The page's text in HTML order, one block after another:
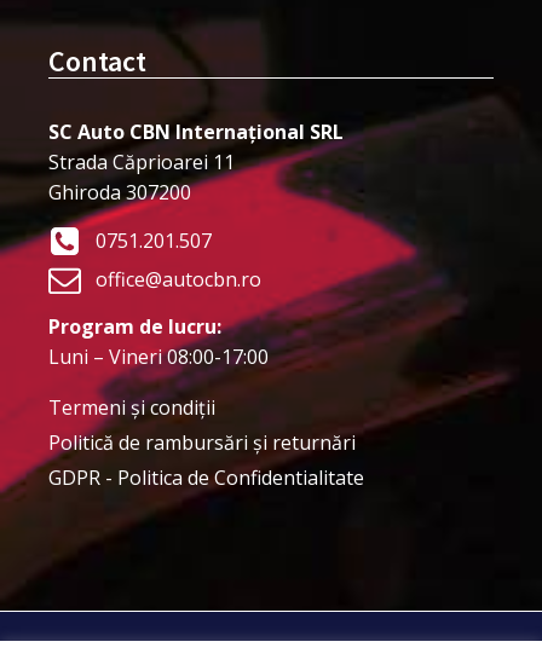
Contact
SC Auto CBN Internațional SRL
Strada Căprioarei 11
Ghiroda 307200
0751.201.507
office@autocbn.ro
Program de lucru:
Luni – Vineri 08:00-17:00
Termeni şi condiţii
Politică de rambursări și returnări
GDPR - Politica de Confidentialitate